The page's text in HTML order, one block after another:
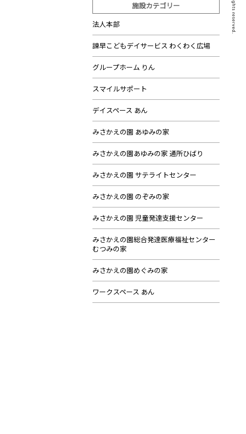
施設カテゴリー
法人本部
諫早こどもデイサービス わくわく広場
グループホーム りん
スマイルサポート
デイスペース あん
みさかえの園 あゆみの家
みさかえの園あゆみの家 通所ひばり
みさかえの園 サテライトセンター
みさかえの園 のぞみの家
みさかえの園 児童発達支援センター
みさかえの園総合発達医療福祉センター
むつみの家
みさかえの園めぐみの家
ワークスペース あん